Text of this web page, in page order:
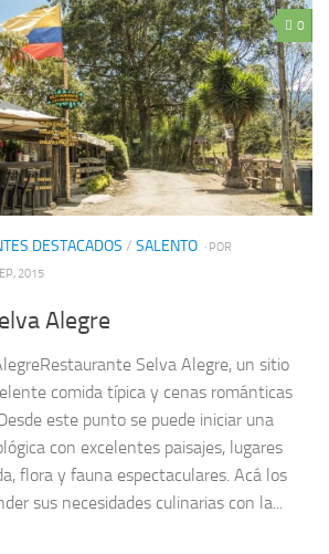
0
DESTACADOS / SALENTO · POR
2015
Alegre
Selva Alegre, un sitio
comida típica y cenas románticas
este punto se puede iniciar una
con excelentes paisajes, lugares
flora y fauna espectaculares. Acá los
sus necesidades culinarias con la...